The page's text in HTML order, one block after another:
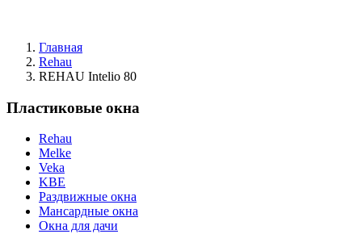
Главная
Rehau
REHAU Intelio 80
Пластиковые окна
Rehau
Melke
Veka
KBE
Раздвижные окна
Мансардные окна
Окна для дачи